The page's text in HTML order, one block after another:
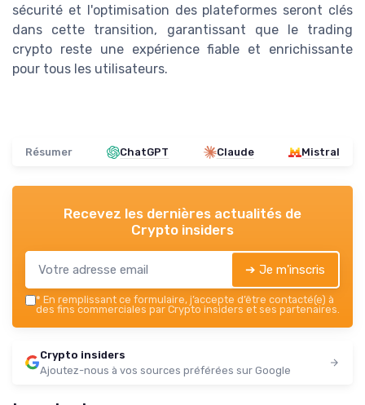
sécurité et l'optimisation des plateformes seront clés
dans cette transition, garantissant que le trading
crypto reste une expérience fiable et enrichissante
pour tous les utilisateurs.
Résumer ChatGPT Claude Mistral
Recevez les dernières actualités de
Crypto insiders
➔ Je m'inscris
* En remplissant ce formulaire, j’accepte d’être contacté(e) à
des fins commerciales par Crypto insiders et ses partenaires.
Crypto insiders
Ajoutez-nous à vos sources préférées sur Google